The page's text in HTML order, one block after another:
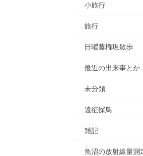
小旅行
旅行
日曜藤権現散歩
最近の出来事とか
未分類
遠征探鳥
雑記
魚沼の放射線量測